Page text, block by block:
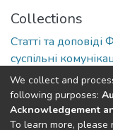
Collections
Статті та
суспільні
Full item page
We collect and
following purposes:
Acknowledgement
To learn more, please